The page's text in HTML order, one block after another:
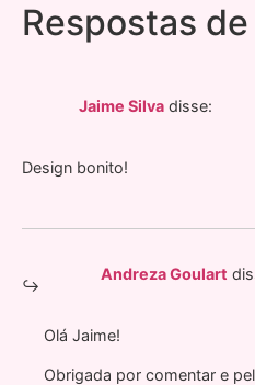
Respostas de
Jaime Silva disse:
Design bonito!
Andreza Goulart
Olá Jaime!
Obrigada por comentar e